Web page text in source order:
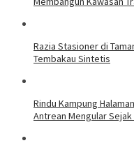
Razia Stasioner di
Tembakau Sintetis
Rindu Kampung
Antrean Mengular Sejak